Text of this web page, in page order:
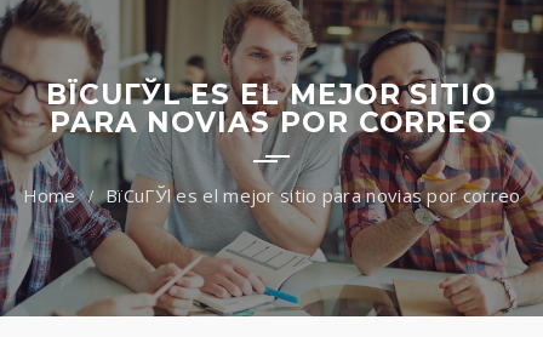
ВЇCUГЎL ES EL MEJOR SITIO
PARA NOVIAS POR CORREO
ВїCuГЎl es el mejor sitio para novias por correo